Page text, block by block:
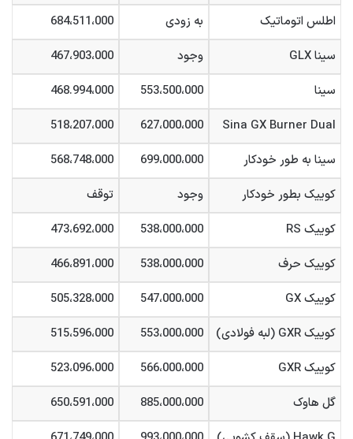
اطلس اتوماتیک
به زودی
684،511،000
سینا GLX
وجود
467،903،000
سینا
553،500،000
468.994،000
Sina GX Burner Dual
627،000،000
518،207،000
سینا به طور خودکار
699،000،000
568،748،000
کوییک بطور خودکار
وجود
توقف
کوییک RS
538،000،000
473،692،000
کوییک حرف
538،000،000
466،891،000
کوییک GX
547،000،000
505،328،000
کوییک GXR (لبه فولادی)
553،000،000
515،596،000
کوییک GXR
566،000،000
523،096،000
گل هاوک
885،000،000
650،591،000